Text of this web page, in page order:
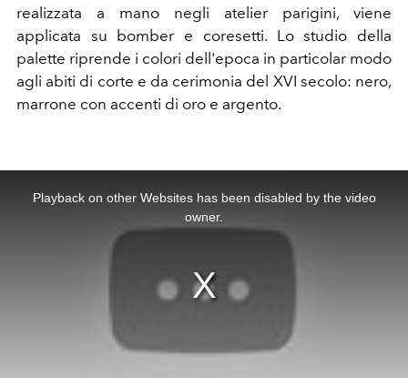
realizzata a mano negli atelier parigini, viene
applicata su bomber e coresetti. Lo studio della
palette riprende i colori dell'epoca in particolar modo
agli abiti di corte e da cerimonia del XVI secolo: nero,
marrone con accenti di oro e argento.
Playback on other Websites has been disabled by the video
owner.